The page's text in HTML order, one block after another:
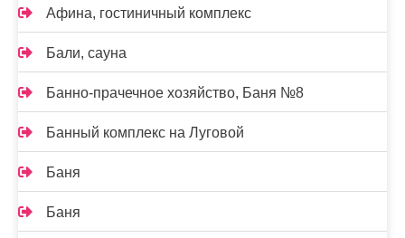
Афина, гостиничный комплекс
Бали, сауна
Банно-прачечное хозяйство, Баня №8
Банный комплекс на Луговой
Баня
Баня